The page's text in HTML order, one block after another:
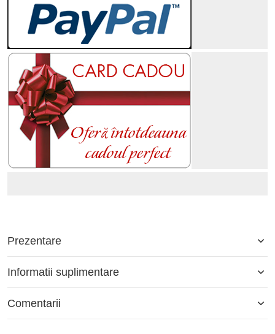
Prezentare
Informatii suplimentare
Comentarii